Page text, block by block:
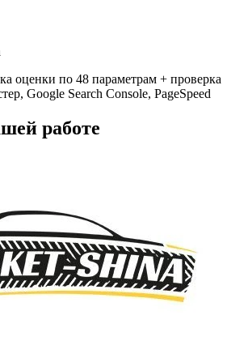
оценки по 48 параметрам + проверка
Google Search Console, PageSpeed
работе